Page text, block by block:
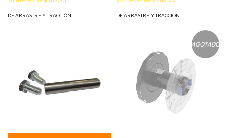
DE ARRASTRE Y TRACCIÓN
con MFCL9630CDN
DE ARRASTRE Y TRACCIÓN
AGOTADO